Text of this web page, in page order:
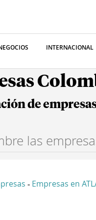
INTERNACIONAL
de
- Empresas en